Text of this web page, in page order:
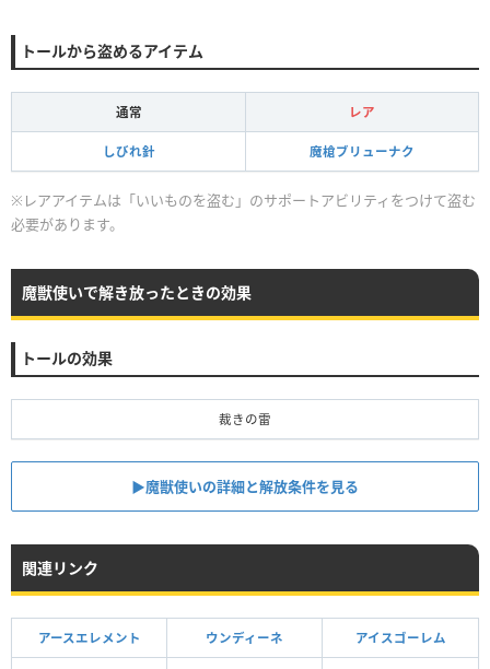
トールから盗めるアイテム
通常 レア
しびれ針 魔槍ブリューナク
※レアアイテムは「いいものを盗む」のサポートアビリティをつけて盗む
必要があります。
魔獣使いで解き放ったときの効果
トールの効果
裁きの雷
▶魔獣使いの詳細と解放条件を見る
関連リンク
アースエレメント ウンディーネ アイスゴーレム